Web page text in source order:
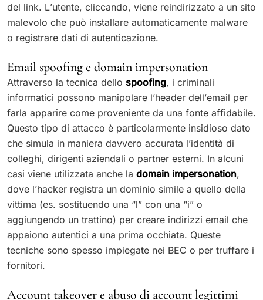
del link. L’utente, cliccando, viene reindirizzato a un sito
malevolo che può installare automaticamente malware
o registrare dati di autenticazione.
Email spoofing e domain impersonation
Attraverso la tecnica dello spoofing, i criminali
informatici possono manipolare l’header dell’email per
farla apparire come proveniente da una fonte affidabile.
Questo tipo di attacco è particolarmente insidioso dato
che simula in maniera davvero accurata l’identità di
colleghi, dirigenti aziendali o partner esterni. In alcuni
casi viene utilizzata anche la domain impersonation,
dove l’hacker registra un dominio simile a quello della
vittima (es. sostituendo una “l” con una “i” o
aggiungendo un trattino) per creare indirizzi email che
appaiono autentici a una prima occhiata. Queste
tecniche sono spesso impiegate nei BEC o per truffare i
fornitori.
Account takeover e abuso di account legittimi